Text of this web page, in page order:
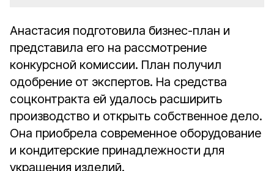
Анастасия подготовила бизнес-план и
представила его на рассмотрение
конкурсной комиссии. План получил
одобрение от экспертов. На средства
соцконтракта ей удалось расширить
производство и открыть собственное дело.
Она приобрела современное оборудование
и кондитерские принадлежности для
украшения изделий.